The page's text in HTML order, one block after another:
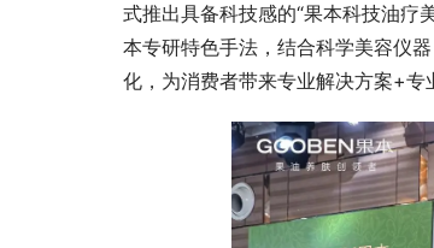
式推出具备科技感的“果本科技油疗
本专研特色手法，结合科学美容仪
化，为消费者带来专业解决方案+专